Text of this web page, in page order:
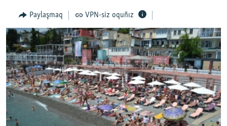
qaytmaq
MEDENİYET
İNSAN AQLARI
VİDEO
SÜRET
BLOGLAR
Paylaşmaq VPN-siz oquñız